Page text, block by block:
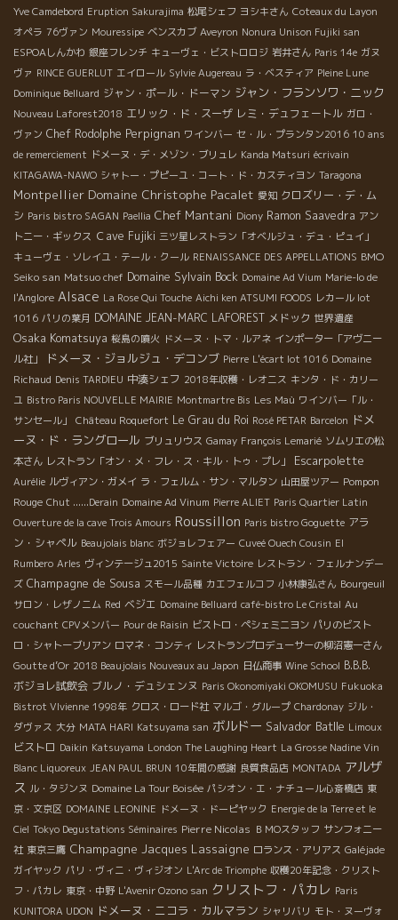
Yve Camdebord Eruption Sakurajima 松尾シェフ ヨシキさん Coteaux du Layon
オペラ 76ヴァン Mouressipe ベンスカブ Aveyron Nonura Unison Fujiki san
ESPOAしんかわ 銀座フレンチ キューヴェ・ビストロロジ 岩井さん Paris 14e ガヌ
ヴァ RINCE GUERLUT エイロール Sylvie Augereau ラ・ベスティア Pleine Lune
Dominique Belluard ジャン・ポール・ドーマン ジャン・フランソワ・ニック
Nouveau Laforest2018 エリック・ド・スーザ レミ・デュフェートル ガロ・
ヴァン Chef Rodolphe Perpignan ワインバー セ・ル・プランタン2016 10 ans
de remerciement ドメーヌ・デ・メゾン・ブリュレ Kanda Matsuri écrivain
KITAGAWA-NAWO シャトー・プピーユ・コート・ド・カスティヨン Taragona
Montpellier Domaine Christophe Pacalet 愛知 クロズリー・デ・ム
シ Paris bistro SAGAN Paellia Chef Mantani Diony Ramon Saavedra アン
トニー・ギックス Ｃave Fujiki 三ツ星レストラン「オベルジュ・デュ・ピュイ」
キューヴェ・ソレイユ・テール・クール RENAISSANCE DES APPELLATIONS BMO
Seiko san Matsuo chef Domaine Sylvain Bock Domaine Ad Vium Marie-lo de
l'Anglore Alsace La Rose Qui Touche Aichi ken ATSUMI FOODS レカール lot
1016 パリの葉月 DOMAINE JEAN-MARC LAFOREST メドック 世界遺産
Osaka Komatsuya 桜島の噴火 ドメーヌ・トマ・ルアネ インポーター「アヴニー
ル社」
ドメーヌ・ジョルジュ・デコンブ Pierre L'écart lot 1016 Domaine
Richaud Denis TARDIEU 中湊シェフ 2018年収穫・レオニス キンタ・ド・カリー
ユ Bistro Paris NOUVELLE MAIRIE Montmartre Bis Les Maù ワインバー「ル・
サンセール」
Château Roquefort Le Grau du Roi Rosé PETAR Barcelon ドメ
ーヌ・ド・ラングロール ブリュリウス Gamay François Lemarié ソムリエの松
本さん レストラン「オン・メ・フレ・ス・キル・トゥ・プレ」 Escarpolette
Aurélie ルヴィアン・ガメイ ラ・フェルム・サン・マルタン 山田屋ツアー Pompon
Rouge Chut ......Derain Domaine Ad Vinum Pierre ALIET Paris Quartier Latin
Ouverture de la cave Trois Amours Roussillon Paris bistro Goguette アラ
ン・シャペル Beaujolais blanc ボジョレフェアー Cuveé Ouech Cousin El
Rumbero Arles ヴィンテージュ2015 Sainte Victoire レストラン・フェルナンデー
ズ Champagne de Sousa スモール品種 カエフェルコフ 小林康弘さん Bourgeuil
サロン・レザノニム Red ベジエ Domaine Belluard café-bistro Le Cristal Au
couchant CPVメンバー Pour de Raisin ビストロ・ペシェミニヨン パリのビスト
ロ・シャトーブリアン ロマネ・コンティ レストランプロデューサーの柳沼憲一さん
Goutte d’Or 2018 Beaujolais Nouveaux au Japon 日仏商事 Wine School B.B.B.
ボジョレ試飲会 ブルノ・デュシェンヌ Paris Okonomiyaki OKOMUSU Fukuoka
Bistrot VIvienne 1998年 クロス・ロード社 マルゴ・グループ Chardonay ジル・
ダヴァス 大分 MATA HARI Katsuyama san ボルドー Salvador Batlle Limoux
ビストロ Daikin Katsuyama London The Laughing Heart La Grosse Nadine Vin
Blanc Liquoreux JEAN PAUL BRUN 10年間の感謝 良質食品店 MONTADA アルザ
ス ル・タジンヌ Domaine La Tour Boisée パシオン・エ・ナチュール心斎橋店 東
京・文京区 DOMAINE LEONINE ドメーヌ・ドーピヤック Energie de la Terre et le
Ciel Tokyo Degustations Séminaires Pierre Nicolas ＢＭОスタッフ サンフォニー
社 東京三鷹 Champagne Jacques Lassaigne ロランス・アリアス Galéjade
ガイヤック パリ・ヴィニ・ヴィジオン L'Arc de Triomphe 収穫20年記念・クリスト
フ・パカレ 東京・中野 L'Avenir Ozono san クリストフ・パカレ Paris
KUNITORA UDON ドメーヌ・ニコラ・カルマラン シャリバリ モト・ヌーヴォ